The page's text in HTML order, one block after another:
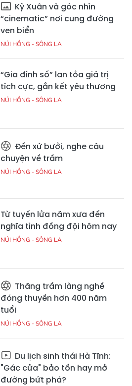
Kỳ Xuân và góc nhìn
“cinematic” nơi cung đường
ven biển
NÚI HỒNG - SÔNG LA
“Gia đình số” lan tỏa giá trị
tích cực, gắn kết yêu thương
NÚI HỒNG - SÔNG LA
Đến xứ bưởi, nghe câu
chuyện về trầm
NÚI HỒNG - SÔNG LA
Từ tuyến lửa năm xưa đến
nghĩa tình đồng đội hôm nay
NÚI HỒNG - SÔNG LA
Thăng trầm làng nghề
đóng thuyền hơn 400 năm
tuổi
NÚI HỒNG - SÔNG LA
Du lịch sinh thái Hà Tĩnh:
"Gác cửa" bảo tồn hay mở
đường bứt phá?